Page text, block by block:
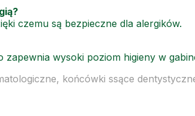
czemu są bezpieczne dla alergików.
wysoki poziom higieny w
końcówki ssące